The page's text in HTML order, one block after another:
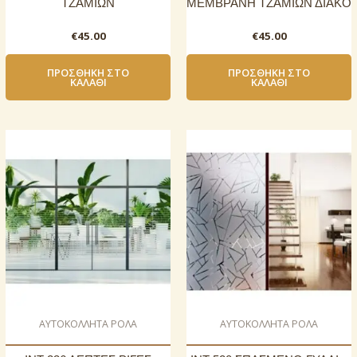
ΤΖΑΜΙΩΝ
€45.00
ΠΡΟΣΘΉΚΗ ΣΤΟ
ΚΑΛΆΘΙ
ΜΕΜΒΡΑΝΗ ΤΖΑΜΙΩΝ ΔΙΑΚΟ
€45.00
ΠΡΟΣΘΉΚΗ ΣΤΟ
ΚΑΛΆΘΙ
AΥΤΟΚΟΛΛΗΤΑ ΡΟΛΑ AΥΤΟΚΟΛΛΗΤΑ ΡΟΛΑ